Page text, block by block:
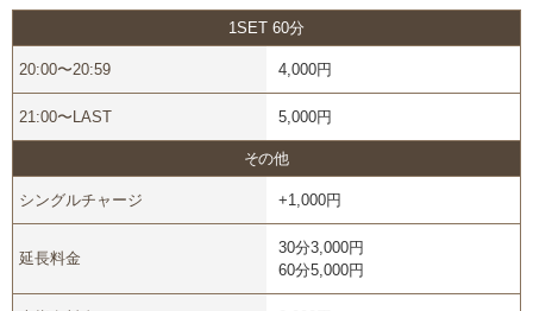
1SET 60分
20:00〜20:59 4,000円
21:00〜LAST 5,000円
その他
シングルチャージ +1,000円
延長料金
30分3,000円
60分5,000円